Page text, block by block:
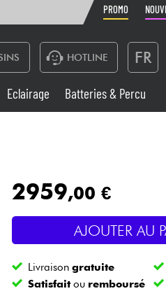
PROMO
HOTLINE FR
Belgique
België
Nederland
Sono
Vents
Câbles & Access.
Eclairage Batteries & Percu
2959,00 €
AJOUTER AU
Livraisongratuite
Satisfaitou remboursé